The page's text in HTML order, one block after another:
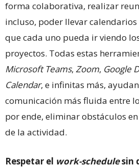
forma colaborativa, realizar
incluso, poder llevar
que cada uno pueda ir viendo
proyectos. Todas estas
Microsoft Teams, Zoom, Google
Calendar, e infinitas más,
comunicación más fluida entre
por ende, eliminar obstáculos
de la actividad.
Respetar el work-schedulesin